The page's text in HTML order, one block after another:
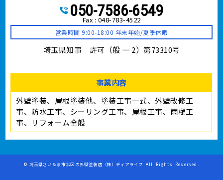
050-7586-6549
Fax : 048-783-4522
営業時間 9:00-18:00 年末年始/夏季休暇
埼玉県知事 許可（般 一 2）第73310号
事業内容
外壁塗装、屋根塗装他、塗装工事⼀式、外壁改修工
事、防水工事、シーリング工事、屋根工事、雨樋工
事、リフォーム全般
© 埼玉県さいたま市北区の外壁塗装店（株）ディアライフ All Rights Reserved.